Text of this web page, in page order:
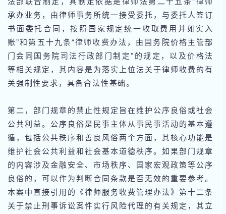
承办业务，由律师事务所统一接受委托，与委托人签订
书面委托合同，按照国家规定统一收取费用并如实入
账”和第五十九条“律师收费办法，由国务院价格主管部
门会同国务院司法行政部门制定”的规定，以及价格法
等相关规定，其内容是为落实上位法关于律师收费的有
关强制性要求，具备合法性基础。
第二，部门规章的禁止性规定旨在维护公序良俗或社会
公共利益。公序良俗是民事主体从事民事活动的基本遵
循，包括公共秩序和善良风俗两个方面，其核心功能是
维护社会公共利益和社会基本道德秩序。如果部门规章
的内容涉及金融安全、市场秩序、国家宏观政策等公序
良俗的，可以作为判断合同条款是否无效的重要参考。
本案中直接引用的《律师服务收费管理办法》第十二条
关于禁止刑事诉讼案件实行风险代理的有关规定，其立